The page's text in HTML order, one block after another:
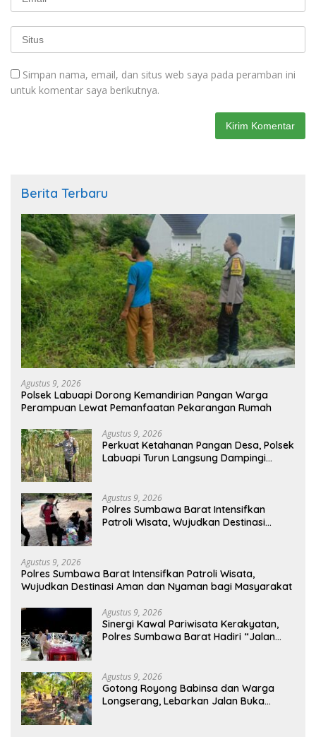
Simpan nama, email, dan situs web saya pada peramban ini
untuk komentar saya berikutnya.
Berita Terbaru
Agustus 9, 2026
Polsek Labuapi Dorong Kemandirian Pangan Warga
Perampuan Lewat Pemanfaatan Pekarangan Rumah
Agustus 9, 2026
Perkuat Ketahanan Pangan Desa, Polsek
Labuapi Turun Langsung Dampingi
Agustus 9, 2026
Polres Sumbawa Barat Intensifkan
Patroli Wisata, Wujudkan Destinasi
Agustus 9, 2026
Polres Sumbawa Barat Intensifkan Patroli Wisata,
Wujudkan Destinasi Aman dan Nyaman bagi Masyarakat
Agustus 9, 2026
Sinergi Kawal Pariwisata Kerakyatan,
Polres Sumbawa Barat Hadiri “Jalan
Agustus 9, 2026
Gotong Royong Babinsa dan Warga
Longserang, Lebarkan Jalan Buka